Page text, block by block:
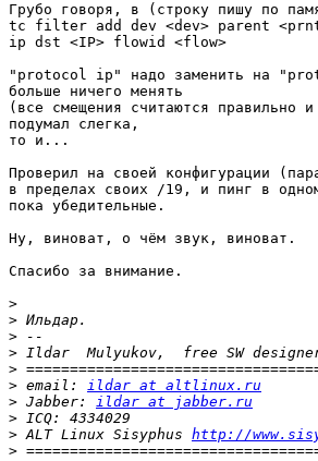
Грубо говоря, в (строку пишу по
tc filter add dev <dev> parent
ip dst <IP> flowid <flow>
"protocol ip" надо заменить на
больше ничего менять
(все смещения считаются
подумал слегка,
то и...
Проверил на своей конфигурации
в пределах своих /19, и пинг в
пока убедительные.
Ну, виноват, о чём звук, виноват.
Спасибо за внимание.
>
>
>
>
>
> email: ildar at altlinux.ru
> Jabber: ildar at jabber.ru
>
> ALT Linux Sisyphus http://
>